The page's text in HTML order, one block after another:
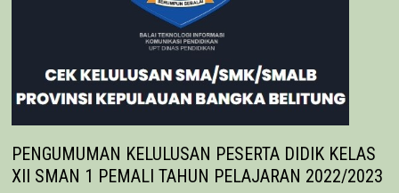
PENGUMUMAN KELULUSAN PESERTA DIDIK KELAS
XII SMAN 1 PEMALI TAHUN PELAJARAN 2022/2023